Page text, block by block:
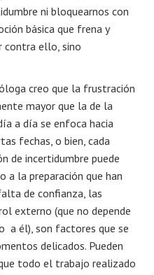
ni bloquearnos con
básica que frena y
contra ello, sino
creo que la frustración
mayor que la de la
a día se enfoca hacia
fechas, o bien, cada
de incertidumbre puede
a la preparación que han
de confianza, las
externo (que no depende
a él), son factores que se
delicados. Pueden
todo el trabajo realizado